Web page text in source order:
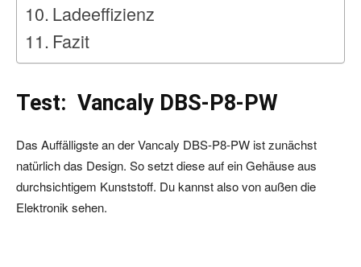
Ladeeffizienz
Fazit
Test: Vancaly DBS-P8-PW
Das Auffälligste an der Vancaly DBS-P8-PW ist zunächst
natürlich das Design. So setzt diese auf ein Gehäuse aus
durchsichtigem Kunststoff. Du kannst also von außen die
Elektronik sehen.